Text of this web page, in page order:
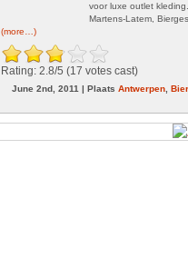
voor luxe outlet
Martens-Latem,
(more…)
Rating: 2.8/5 (17 votes cast)
June 2nd, 2011 | Plaats Antwerpen